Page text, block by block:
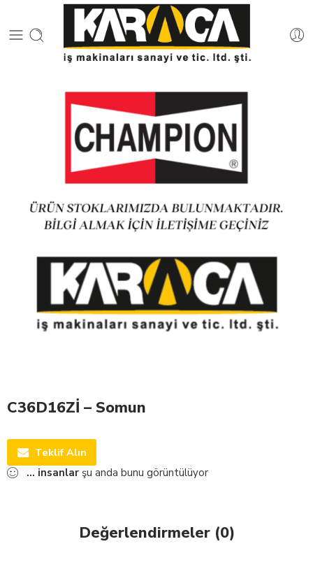
C36D16Zİ – Somun
Teklif Alın
... insanlar şu anda bunu görüntülüyor
Değerlendirmeler (0)